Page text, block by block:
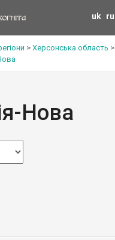
uk ru
> Херсонська область >
Нова